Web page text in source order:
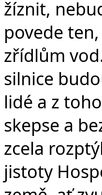
žíznit,
povede
zřídlům
silnice
lidé a z
skepse a
zcela
jistoty